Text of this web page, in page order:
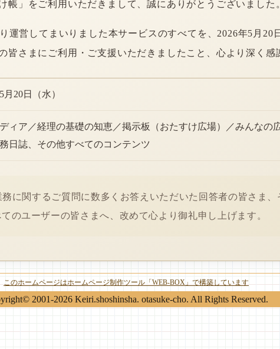
帳」をご利用いただきまして、誠にありがとうございました。
運営してまいりました本サービスのすべてを、2026年5月20
皆さまにご利用・ご支援いただきましたこと、心より深く感
月20日（水）
ィア／経理の基礎の知恵／掲示板（おたすけ広場）／みんなの
日誌、その他すべてのコンテンツ
に関するご質問に数多くお答えいただいた回答者の皆さま、
のユーザーの皆さまへ、改めて心より御礼申し上げます。
このホームページはホームページ制作ツール「WEB-BOX」で構築しています
2001-2026 Keiri.shoshinsha. otasuke-cho. All Rights Reserved.